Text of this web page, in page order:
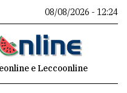
08/08/2026 - 12:24
e Leccoonline